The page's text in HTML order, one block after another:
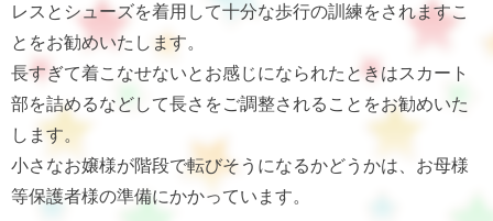
レスとシューズを着用して十分な歩行の訓練をされますこ
とをお勧めいたします。
長すぎて着こなせないとお感じになられたときはスカート
部を詰めるなどして長さをご調整されることをお勧めいた
します。
小さなお嬢様が階段で転びそうになるかどうかは、お母様
等保護者様の準備にかかっています。